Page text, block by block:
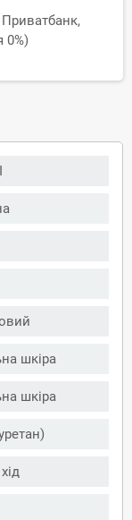
0%)
шкіра
шкіра